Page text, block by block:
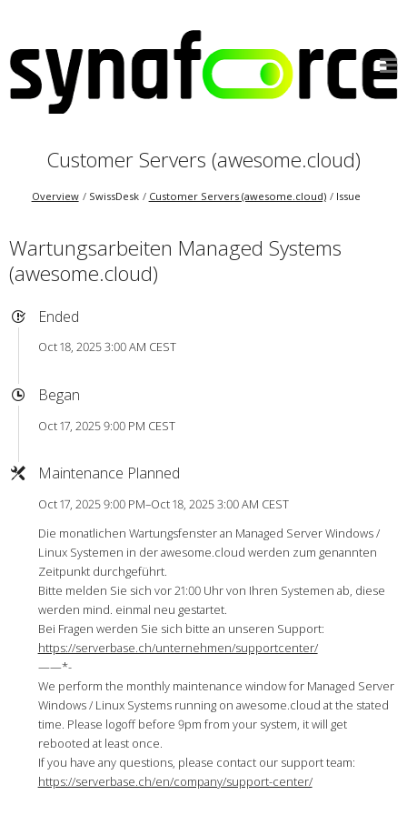
Customer Servers (awesome.cloud)
Overview SwissDesk Customer Servers (awesome.cloud) Issue
Wartungsarbeiten Managed Systems
(awesome.cloud)
Ended
Oct 18, 2025 3:00 AM CEST
Began
Oct 17, 2025 9:00 PM CEST
Maintenance Planned
Oct 17, 2025 9:00 PM–Oct 18, 2025 3:00 AM CEST
Die monatlichen Wartungsfenster an Managed Server Windows /
Linux Systemen in der awesome.cloud werden zum genannten
Zeitpunkt durchgeführt.
Bitte melden Sie sich vor 21:00 Uhr von Ihren Systemen ab, diese
werden mind. einmal neu gestartet.
Bei Fragen werden Sie sich bitte an unseren Support:
https://serverbase.ch/unternehmen/supportcenter/
——*-
We perform the monthly maintenance window for Managed Server
Windows / Linux Systems running on awesome.cloud at the stated
time. Please logoff before 9pm from your system, it will get
rebooted at least once.
If you have any questions, please contact our support team:
https://serverbase.ch/en/company/support-center/